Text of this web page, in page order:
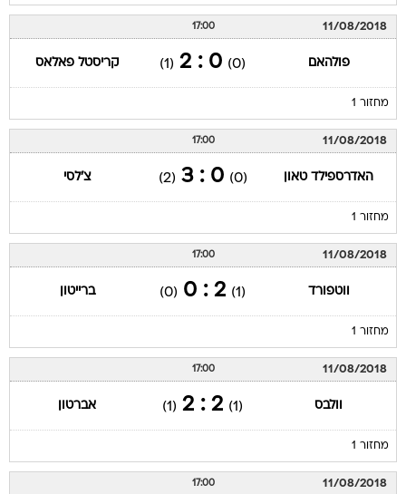
11/08/2018
17:00
פולהאם (0)
0 : 2
(1) קריסטל פאלאס
מחזור 1
11/08/2018
17:00
האדרספילד טאון (0)
0 : 3
(2) צ'לסי
מחזור 1
11/08/2018
17:00
ווטפורד (1)
2 : 0
(0) ברייטון
מחזור 1
11/08/2018
17:00
וולבס (1)
2 : 2
(1) אברטון
מחזור 1
11/08/2018
17:00